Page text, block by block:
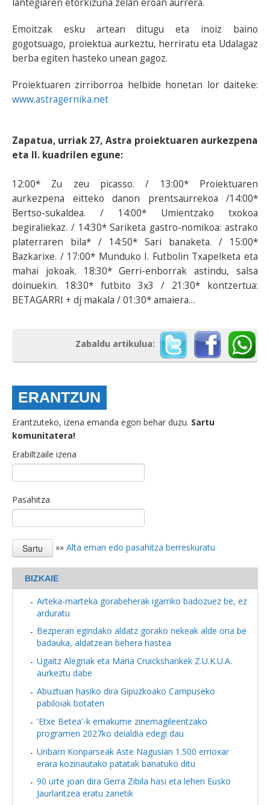
lantegiaren etorkizuna zelan eroan aurrera.
Emoitzak esku artean ditugu eta inoiz baino
gogotsuago, proiektua aurkeztu, herriratu eta Udalagaz
berba egiten hasteko unean gagoz.
Proiektuaren zirriborroa helbide honetan lor daiteke:
www.astragernika.net
Zapatua, urriak 27, Astra proiektuaren aurkezpena
eta II. kuadrilen egune:
12:00* Zu zeu picasso. / 13:00* Proiektuaren
aurkezpena eitteko danon prentsaurrekoa /14:00*
Bertso-sukaldea. / 14:00* Umientzako txokoa
begiraliekaz. / 14:30* Sariketa gastro-nomikoa: astrako
platerraren bila* / 14:50* Sari banaketa. / 15:00*
Bazkarixe. / 17:00* Munduko I. Futbolin Txapelketa eta
mahai jokoak. 18:30* Gerri-enborrak astindu, salsa
doinuekin. 18:30* futbito 3x3 / 21:30* kontzertua:
BETAGARRI + dj makala / 01:30* amaiera…
Zabaldu artikulua:
ERANTZUN
Erantzuteko, izena emanda egon behar duzu. Sartu
komunitatera!
Erabiltzaile izena
Pasahitza
»» Alta eman edo pasahitza berreskuratu
BIZKAIE
Arteka-marteka gorabeherak igarriko badozuez be, ez
arduratu
Bezperan egindako aldatz gorako nekeak alde ona be
badauka, aldatzean behera hastea
Ugaitz Alegriak eta Maria Cruickshankek Z.U.K.U.A.
aurkeztu dabe
Abuztuan hasiko dira Gipuzkoako Campuseko
pabiloiak botaten
'Etxe Betea'-k emakume zinemagileentzako
programen 2027ko deialdia edegi dau
Uribarri Konparseak Aste Nagusian 1.500 errioxar
erara kozinautako patatak banatuko ditu
90 urte joan dira Gerra Zibila hasi eta lehen Eusko
Jaurlaritzea eratu zanetik